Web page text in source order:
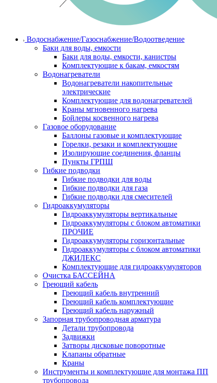
Водоснабжение/Газоснабжение/Водоотведение
Баки для воды, емкости
Баки для воды, емкости, канистры
Комплектующие к бакам, емкостям
Водонагреватели
Водонагреватели накопительные
электрические
Комплектующие для водонагревателей
Краны мгновенного нагрева
Бойлеры косвенного нагрева
Газовое оборудование
Баллоны газовые и комплектующие
Горелки, резаки и комплектующие
Изолирующие соединения, фланцы
Пункты ГРПШ
Гибкие подводки
Гибкие подводки для воды
Гибкие подводки для газа
Гибкие подводки для смесителей
Гидроаккумуляторы
Гидроаккумуляторы вертикальные
Гидроаккумуляторы с блоком автоматики
ПРОЧИЕ
Гидроаккумуляторы горизонтальные
Гидроаккумуляторы с блоком автоматики
ДЖИЛЕКС
Комплектующие для гидроаккумуляторов
Очистка БАССЕЙНА
Греющий кабель
Греющий кабель внутренний
Греющий кабель комплектующие
Греющий кабель наружный
Запорная трубопроводная арматура
Детали трубопровода
Задвижки
Затворы дисковые поворотные
Клапаны обратные
Краны
Инструменты и комплектующие для монтажа ПП
трубопровода